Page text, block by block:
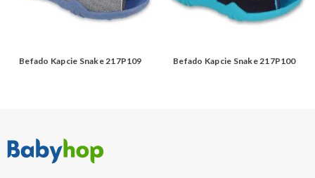
Befado Kapcie Snake 217P109 Befado Kapcie Snake 217P100